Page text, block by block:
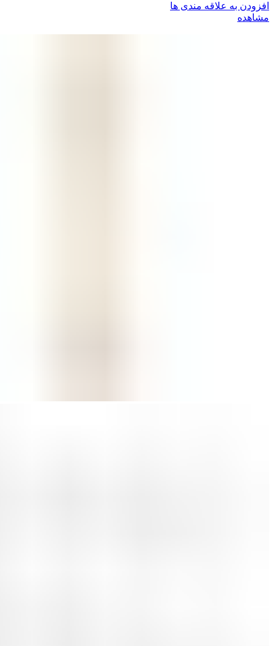
افزودن به علاقه مندی ها
مشاهده